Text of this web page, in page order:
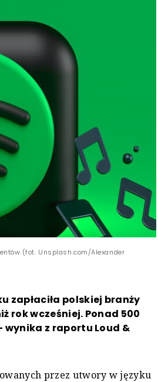
(fot. Unsplash.com/Alexander
zapłaciła polskiej branży
rok wcześniej. Ponad 500
wynika z raportu Loud &
przez utwory w języku